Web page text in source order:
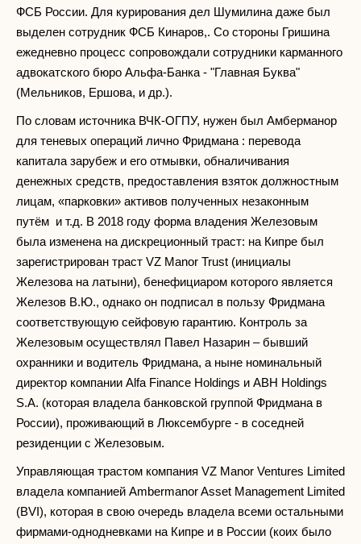
ФСБ России. Для курирования дел Шумилина даже был
выделен сотрудник ФСБ Кинаров,. Со стороны Гришина
ежедневно процесс сопровождали сотрудники карманного
адвокатского бюро Альфа-Банка - "Главная Буква"
(Мельников, Ершова, и др.).
По словам источника ВЧК-ОГПУ, нужен был Амберманор
для теневых операций лично Фридмана : перевода
капитала зарубеж и его отмывки, обналичивания
денежных средств, предоставления взяток должностным
лицам, «парковки» активов полученных незаконным
путём и т.д. В 2018 году форма владения Железовым
была изменена на дискреционный траст: на Кипре был
зарегистрирован траст VZ Manor Trust (инициалы
Железова на латыни), бенефициаром которого является
Железов В.Ю., однако он подписал в пользу Фридмана
соответствующую сейфовую гарантию. Контроль за
Железовым осуществлял Павел Назарин – бывший
охранники и водитель Фридмана, а ныне номинальный
директор компании Alfa Finance Holdings и ABH Holdings
S.A. (которая владела банковской группой Фридмана в
России), проживающий в Люксембурге - в соседней
резиденции с Железовым.
Управляющая трастом компания VZ Manor Ventures Limited
владела компанией Ambermanor Asset Management Limited
(BVI), которая в свою очередь владела всеми остальными
фирмами-однодневками на Кипре и в России (коих было